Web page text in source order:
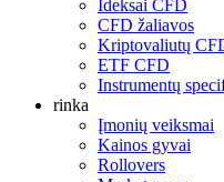
Ideksai CFD
CFD žaliavos
Kriptovaliutų
ETF CFD
Instrumentų
rinka
Įmonių veiksmai
Kainos gyvai
Rollovers